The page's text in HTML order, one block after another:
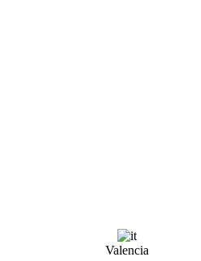
Valencia